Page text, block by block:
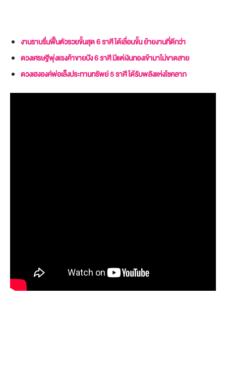
งานราบรื่นฟื้นตัวรวยขั้นสุด 6 ราศี ได้เลื่อนขั้น ย้ายงานที่ดีกว่า
ดวงเศรษฐีพุ่งแรงค้าขายปัง 6 ราศี มีแต่เงินทองเข้ามาไม่ขาดสาย
ดวงเฮงองค์พ่อเล็งประทานทรัพย์ 5 ราศี ได้รับพลังแห่งโชคลาภ